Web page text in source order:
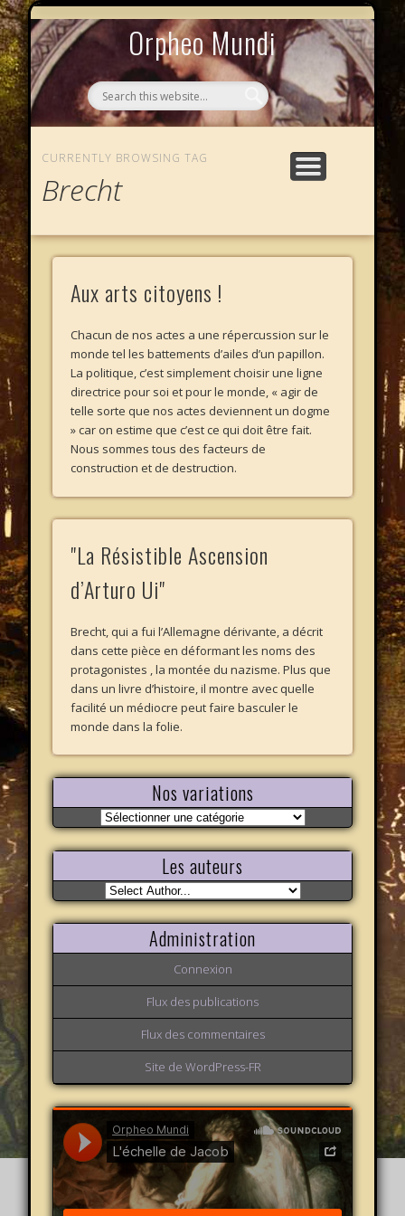
Orpheo Mundi
CURRENTLY BROWSING TAG
Brecht
Aux arts citoyens !
Chacun de nos actes a une répercussion sur le
monde tel les battements d’ailes d’un papillon.
La politique, c’est simplement choisir une ligne
directrice pour soi et pour le monde, « agir de
telle sorte que nos actes deviennent un dogme
» car on estime que c’est ce qui doit être fait.
Nous sommes tous des facteurs de
construction et de destruction.
"La Résistible Ascension
d’Arturo Ui"
Brecht, qui a fui l’Allemagne dérivante, a décrit
dans cette pièce en déformant les noms des
protagonistes , la montée du nazisme. Plus que
dans un livre d’histoire, il montre avec quelle
facilité un médiocre peut faire basculer le
monde dans la folie.
Nos variations
Nos
variations
Les auteurs
Administration
Connexion
Flux des publications
Flux des commentaires
Site de WordPress-FR